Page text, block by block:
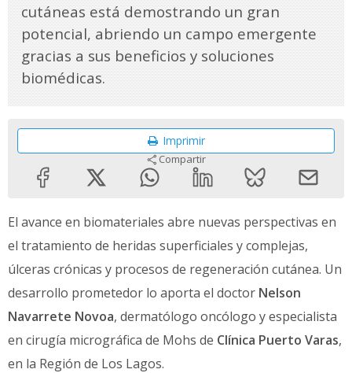
cutáneas está demostrando un gran
potencial, abriendo un campo emergente
gracias a sus beneficios y soluciones
biomédicas.
Imprimir
Compartir
El avance en biomateriales abre nuevas perspectivas en
el tratamiento de heridas superficiales y complejas,
úlceras crónicas y procesos de regeneración cutánea. Un
desarrollo prometedor lo aporta el doctor Nelson
Navarrete Novoa, dermatólogo oncólogo y especialista
en cirugía micrográfica de Mohs de Clínica Puerto Varas,
en la Región de Los Lagos.